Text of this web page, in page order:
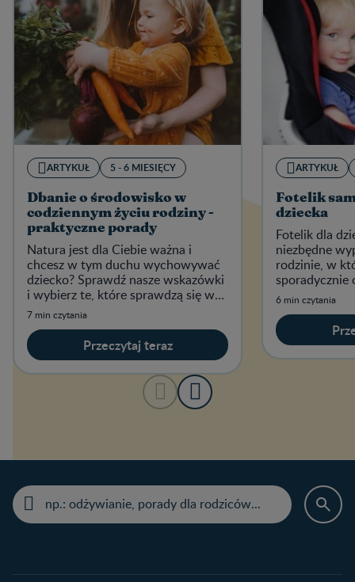
ARTYKUŁ 5 - 6 MIESIĘCY
Dbanie o środowisko w
codziennym życiu rodziny -
praktyczne porady
Natura jest dla Ciebie ważna i
chcesz w tym duchu wychowywać
dziecko? Sprawdź nasze wskazówki
i wybierz te, które sprawdzą się w
Waszej rodzinie!
7 min czytania
Przeczytaj teraz
ARTYKUŁ
Fotelik
dziecka
Fotelik dla
niezbędne
rodzinie, w
sporadycznie
tym
6 min czytania